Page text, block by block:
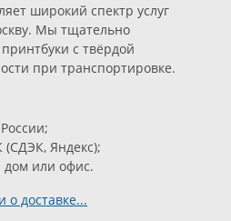
широкий спектр услуг
Мы тщательно
с твёрдой
при транспортировке.
Яндекс);
дом или офис.
доставке...